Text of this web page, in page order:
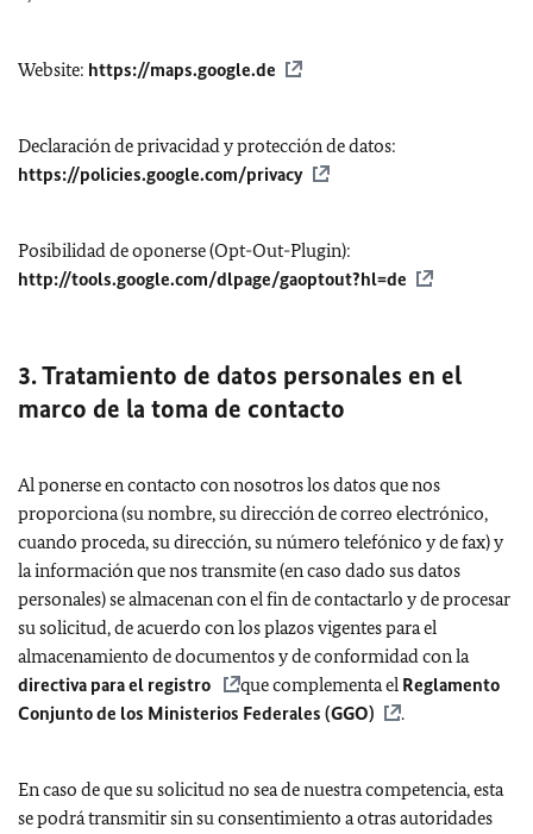
Website: https://maps.google.de
Declaración de privacidad y protección de datos:
https://policies.google.com/privacy
Posibilidad de oponerse (Opt-Out-Plugin):
http://tools.google.com/dlpage/gaoptout?hl=de
3. Tratamiento de datos personales en el
marco de la toma de contacto
Al ponerse en contacto con nosotros los datos que nos
proporciona (su nombre, su dirección de correo electrónico,
cuando proceda, su dirección, su número telefónico y de fax) y
la información que nos transmite (en caso dado sus datos
personales) se almacenan con el fin de contactarlo y de procesar
su solicitud, de acuerdo con los plazos vigentes para el
almacenamiento de documentos y de conformidad con la
directiva para el registro
que complementa el Reglamento
Conjunto de los Ministerios Federales (GGO)
.
En caso de que su solicitud no sea de nuestra competencia, esta
se podrá transmitir sin su consentimiento a otras autoridades